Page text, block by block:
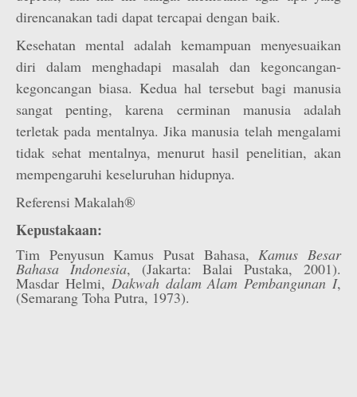
direncanakan tadi dapat tercapai dengan baik.
Kesehatan mental adalah kemampuan menyesuaikan
diri dalam menghadapi masalah dan kegoncangan-
kegoncangan biasa. Kedua hal tersebut bagi manusia
sangat penting, karena cerminan manusia adalah
terletak pada mentalnya. Jika manusia telah mengalami
tidak sehat mentalnya, menurut hasil penelitian, akan
mempengaruhi keseluruhan hidupnya.
Referensi Makalah®
Kepustakaan:
Tim Penyusun Kamus Pusat Bahasa,Kamus Besar
Bahasa Indonesia, (Jakarta: Balai Pustaka, 2001).
Masdar Helmi, Dakwah dalam Alam Pembangunan I,
(Semarang Toha Putra, 1973).